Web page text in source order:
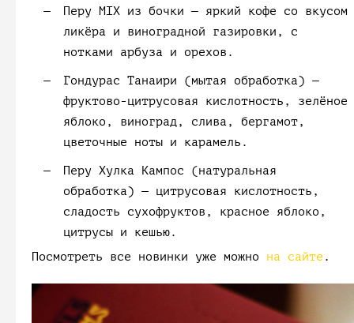
Перу MIX из бочки — яркий кофе со вкусом
ликёра и виноградной газировки, с
нотками арбуза и орехов.
Гондурас Танаири (мытая обработка) —
фруктово-цитрусовая кислотность, зелёное
яблоко, виноград, слива, бергамот,
цветочные ноты и карамель.
Перу Хулка Кампос (натуральная
обработка) — цитрусовая кислотность,
сладость сухофруктов, красное яблоко,
цитрусы и кешью.
Посмотреть все новинки уже можно на сайте .